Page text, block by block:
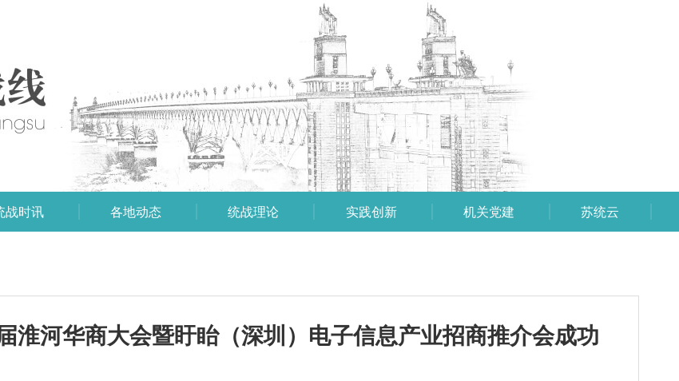
战时讯 各地动态 统战理论 实践创新 机关党建 苏统云
淮河华商大会暨盱眙（深圳）电子信息产业招商推介会成功